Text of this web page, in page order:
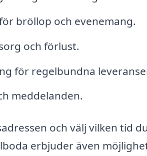
bröllop och evenemang.
och förlust.
för regelbundna
meddelanden.
och välj vilken tid
erbjuder även